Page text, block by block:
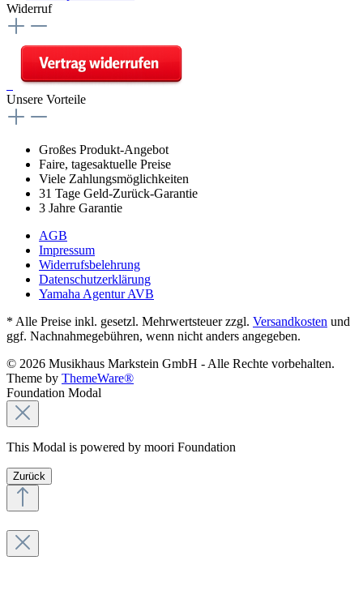
Widerruf
Unsere Vorteile
Großes Produkt-Angebot
Faire, tagesaktuelle Preise
Viele Zahlungsmöglichkeiten
31 Tage Geld-Zurück-Garantie
3 Jahre Garantie
AGB
Impressum
Widerrufsbelehrung
Datenschutzerklärung
Yamaha Agentur AVB
* Alle Preise inkl. gesetzl. Mehrwertsteuer zzgl. Versandkosten und
ggf. Nachnahmegebühren, wenn nicht anders angegeben.
© 2026 Musikhaus Markstein GmbH - Alle Rechte vorbehalten.
Theme by ThemeWare®
Foundation Modal
This Modal is powered by moori Foundation
Zurück